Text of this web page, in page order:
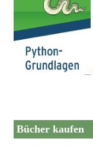
Bücher kaufen